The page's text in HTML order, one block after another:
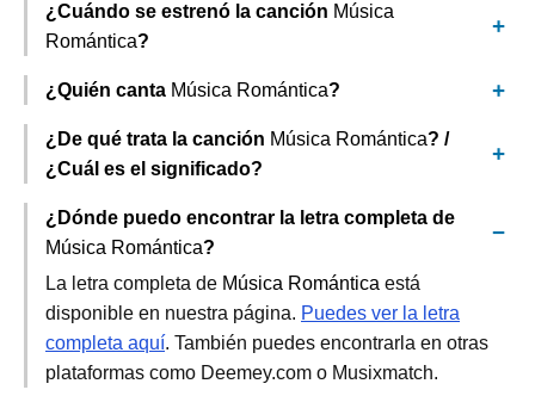
¿Cuándo se estrenó la canción Música
Romántica?
¿Quién canta Música Romántica?
¿De qué trata la canción Música Romántica? /
¿Cuál es el significado?
¿Dónde puedo encontrar la letra completa de
Música Romántica?
La letra completa de Música Romántica está
disponible en nuestra página. Puedes ver la letra
completa aquí. También puedes encontrarla en otras
plataformas como Deemey.com o Musixmatch.